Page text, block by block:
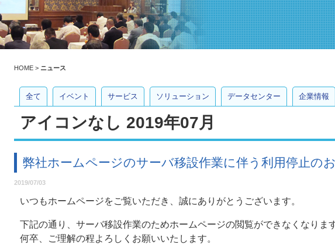
HOME > ニュース
全て イベント サービス ソリューション データセンター 企業情報
アイコンなし 2019年07月
弊社ホームページのサーバ移設作業に伴う利用停止の
2019/07/03
いつもホームページをご覧いただき、誠にありがとうございます。
下記の通り、サーバ移設作業のためホームページの閲覧ができなくなりま
何卒、ご理解の程よろしくお願いいたします。